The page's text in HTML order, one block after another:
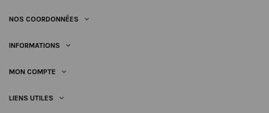
NOS COORDONNÉES
INFORMATIONS
MON COMPTE
LIENS UTILES